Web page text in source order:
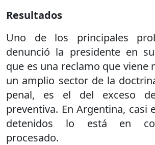
Resultados
Uno de los principales
denunció la presidente en
que es una reclamo que viene
un amplio sector de la
penal, es el del exceso
preventiva. En Argentina, casi
detenidos lo está en
procesado.